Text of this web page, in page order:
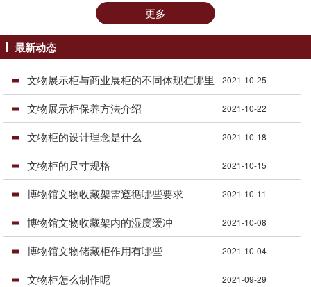
更多
最新动态
文物展示柜与商业展柜的不同体现在哪里 2021-10-25
文物展示柜保养方法介绍 2021-10-22
文物柜的设计理念是什么 2021-10-18
文物柜的尺寸规格 2021-10-15
博物馆文物收藏架需遵循哪些要求 2021-10-11
博物馆文物收藏架内的湿度缓冲 2021-10-08
博物馆文物储藏柜作用有哪些 2021-10-04
文物柜怎么制作呢 2021-09-29